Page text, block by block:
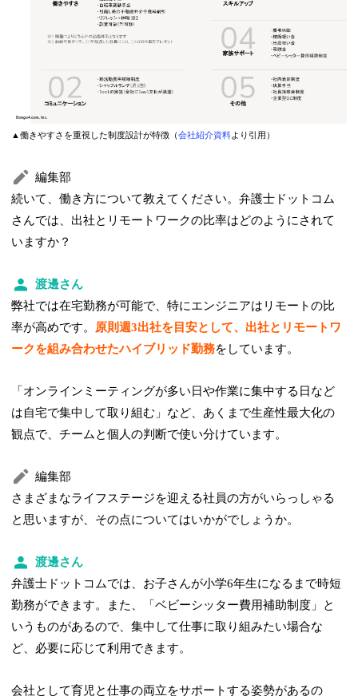
▲働きやすさを重視した制度設計が特徴（会社紹介資料より引用）
編集部
続いて、働き方について教えてください。弁護士ドットコム
さんでは、出社とリモートワークの比率はどのようにされて
いますか？
渡邊さん
弊社では在宅勤務が可能で、特にエンジニアはリモートの比
率が高めです。
原則週3出社を目安として、出社とリモートワ
ークを組み合わせたハイブリッド勤務をしています。
「オンラインミーティングが多い日や作業に集中する日など
は自宅で集中して取り組む」など、あくまで生産性最大化の
観点で、チームと個人の判断で使い分けています。
編集部
さまざまなライフステージを迎える社員の方がいらっしゃる
と思いますが、その点についてはいかがでしょうか。
渡邊さん
弁護士ドットコムでは、お子さんが小学6年生になるまで時短
勤務ができます。また、「ベビーシッター費用補助制度」と
いうものがあるので、集中して仕事に取り組みたい場合な
ど、必要に応じて利用できます。
会社として育児と仕事の両立をサポートする姿勢があるの